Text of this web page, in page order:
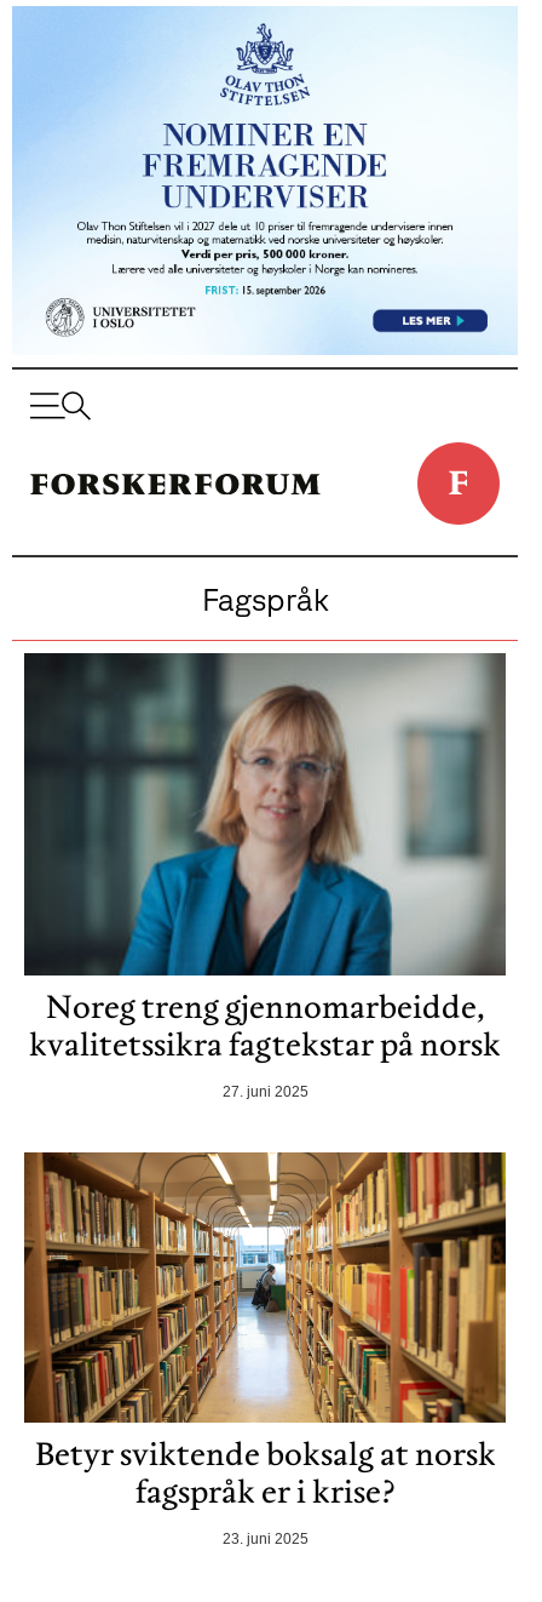
Fagspråk
Noreg treng gjennomarbeidde,
kvalitetssikra fagtekstar på norsk
27. juni 2025
Betyr sviktende boksalg at norsk
fagspråk er i krise?
23. juni 2025